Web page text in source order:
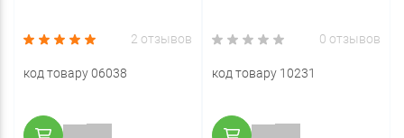
2 отзывов
код товару 06038
0 отзывов
код товару 10231